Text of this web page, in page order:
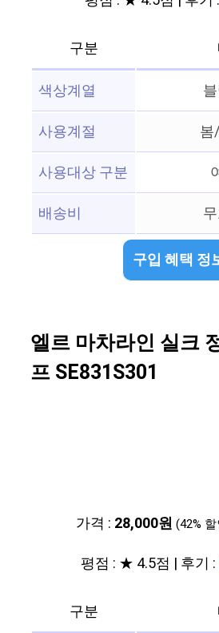
구분
색상계열
사용계절
봄
사용대상 구분
배송비
구입 혜택 정
엘르 마차라인 실크
프 SE831S301
가격 : 28,000원 (42%
평점 : ★ 4.5점 | 후기 :
구분